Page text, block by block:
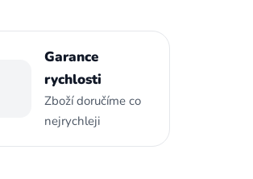
Garance
rychlosti
Zboží doručíme co
nejrychleji